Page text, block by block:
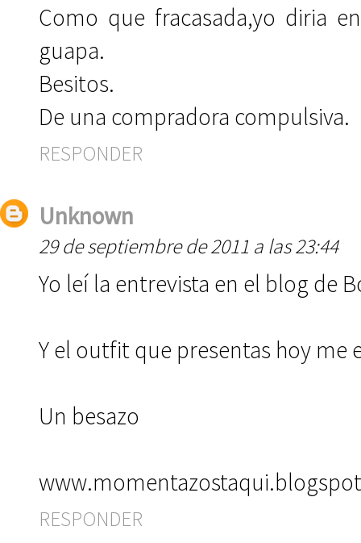
Como que fracasada,yo diria
guapa.
Besitos.
De una compradora compulsiva.
RESPONDER
Unknown
29 de septiembre de 2011 a las 23:44
Yo leí la entrevista en el blog de
Y el outfit que presentas hoy me
Un besazo
RESPONDER